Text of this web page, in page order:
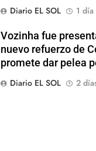
Diario EL SOL
1 día
Vozinha fue
nuevo refuerzo de
promete dar pelea
Diario EL SOL
2